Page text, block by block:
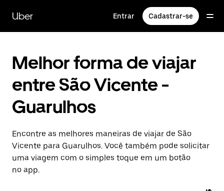
para
conteúdo
Uber Entrar Cadastrar-se
Melhor forma de viajar
entre São Vicente -
Guarulhos
Encontre as melhores maneiras de viajar de São
Vicente para Guarulhos. Você também pode solicitar
uma viagem com o simples toque em um botão
no app.